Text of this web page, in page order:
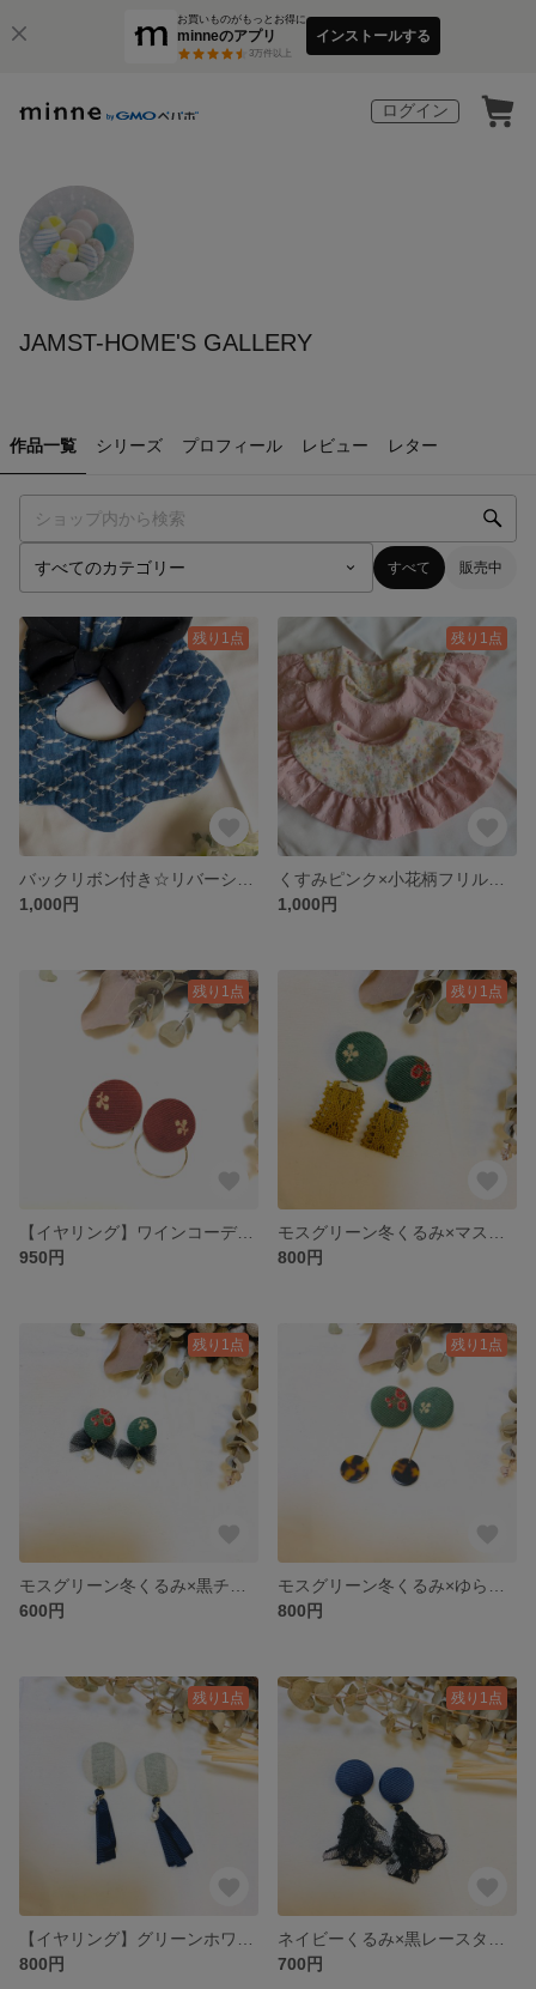
お買いものがもっとお得に
minneのアプリ
3万件以上
インストールする
ログイン
JAMST-HOME'S GALLERY
作品一覧 シリーズ プロフィール レビュー レター
すべて 販売中
残り1点
1,000円
残り1点
1,000円
残り1点
950円
残り1点
800円
残り1点
600円
残り1点
800円
残り1点
800円
残り1点
700円